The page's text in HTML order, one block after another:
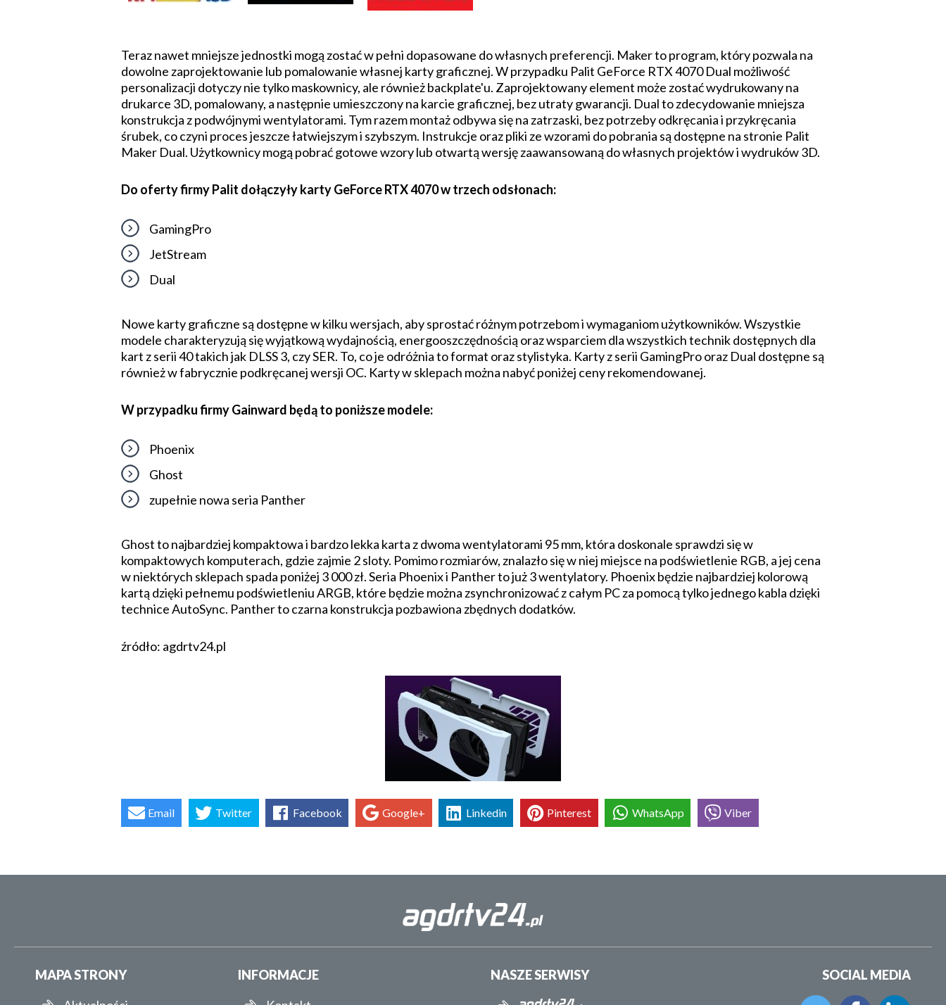
Teraz nawet mniejsze jednostki mogą zostać w pełni dopasowane do własnych preferencji. Maker to program, który pozwala na
dowolne zaprojektowanie lub pomalowanie własnej karty graficznej. W przypadku Palit GeForce RTX 4070 Dual możliwość
personalizacji dotyczy nie tylko maskownicy, ale również backplate'u. Zaprojektowany element może zostać wydrukowany na
drukarce 3D, pomalowany, a następnie umieszczony na karcie graficznej, bez utraty gwarancji. Dual to zdecydowanie mniejsza
konstrukcja z podwójnymi wentylatorami. Tym razem montaż odbywa się na zatrzaski, bez potrzeby odkręcania i przykręcania
śrubek, co czyni proces jeszcze łatwiejszym i szybszym. Instrukcje oraz pliki ze wzorami do pobrania są dostępne na stronie Palit
Maker Dual. Użytkownicy mogą pobrać gotowe wzory lub otwartą wersję zaawansowaną do własnych projektów i wydruków 3D.
Do oferty firmy Palit dołączyły karty GeForce RTX 4070 w trzech odsłonach:
GamingPro
JetStream
Dual
Nowe karty graficzne są dostępne w kilku wersjach, aby sprostać różnym potrzebom i wymaganiom użytkowników. Wszystkie
modele charakteryzują się wyjątkową wydajnością, energooszczędnością oraz wsparciem dla wszystkich technik dostępnych dla
kart z serii 40 takich jak DLSS 3, czy SER. To, co je odróżnia to format oraz stylistyka. Karty z serii GamingPro oraz Dual dostępne są
również w fabrycznie podkręcanej wersji OC. Karty w sklepach można nabyć poniżej ceny rekomendowanej.
W przypadku firmy Gainward będą to poniższe modele:
Phoenix
Ghost
zupełnie nowa seria Panther
Ghost to najbardziej kompaktowa i bardzo lekka karta z dwoma wentylatorami 95 mm, która doskonale sprawdzi się w
kompaktowych komputerach, gdzie zajmie 2 sloty. Pomimo rozmiarów, znalazło się w niej miejsce na podświetlenie RGB, a jej cena
w niektórych sklepach spada poniżej 3 000 zł. Seria Phoenix i Panther to już 3 wentylatory. Phoenix będzie najbardziej kolorową
kartą dzięki pełnemu podświetleniu ARGB, które będzie można zsynchronizować z całym PC za pomocą tylko jednego kabla dzięki
technice AutoSync. Panther to czarna konstrukcja pozbawiona zbędnych dodatków.
źródło: agdrtv24.pl
Email Twitter Facebook Google+ Linkedin Pinterest WhatsApp Viber
MAPA STRONY
INFORMACJE
NASZE SERWISY SOCIAL MEDIA